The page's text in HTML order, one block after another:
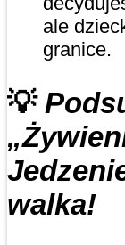
ale
granice.
💡
walka!